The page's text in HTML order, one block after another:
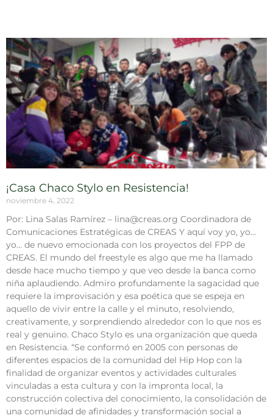
¡Casa Chaco Stylo en Resistencia!
noviembre 4, 2022
Por: Lina Salas Ramírez – lina@creas.org Coordinadora de
Comunicaciones Estratégicas de CREAS Y aquí voy yo, yo…
yo… de nuevo emocionada con los proyectos del FPP de
CREAS. El mundo del freestyle es algo que me ha llamado
desde hace mucho tiempo y que veo desde la banca como
niña aplaudiendo. Admiro profundamente la sagacidad que
requiere la improvisación y esa poética que se espeja en
aquello de vivir entre la calle y el minuto, resolviendo,
creativamente, y sorprendiendo alrededor con lo que nos es
real y genuino. Chaco Stylo es una organización que queda
en Resistencia. “Se conformó en 2005 con personas de
diferentes espacios de la comunidad del Hip Hop con la
finalidad de organizar eventos y actividades culturales
vinculadas a esta cultura y con la impronta local, la
construcción colectiva del conocimiento, la consolidación de
una comunidad de afinidades y transformación social a